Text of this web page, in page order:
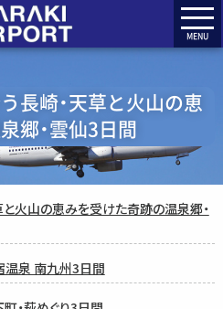
MENU
長崎・天草と火山の恵
郷・雲仙3日間
火山の恵みを受けた奇跡の温泉郷・
温泉 南九州3日間